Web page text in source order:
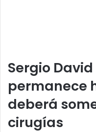
Sergio
permanece
deberá
cirugías